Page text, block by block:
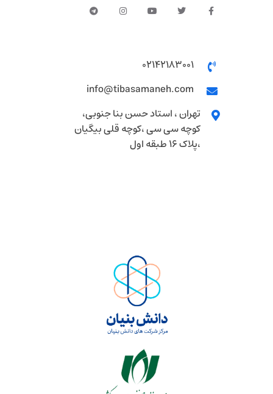
02142183001
info@tibasamaneh.com
تهران ، استاد حسن بنا جنوبی،
کوچه سی سی ،کوچه قلی بیگیان
،پلاک 16 طبقه اول